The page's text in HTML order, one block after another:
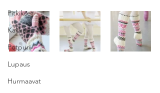
Pitkikset
Kakkarat
Potpuri
Lupaus
Hurmaavat